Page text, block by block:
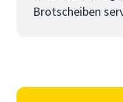
Brotscheiben